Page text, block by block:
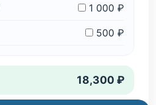
1 000 ₽
500 ₽
18,300 ₽